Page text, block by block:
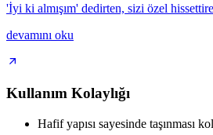
'İyi ki almışım' dedirten, sizi özel
devamını oku
Kullanım Kolaylığı
Hafif yapısı sayesinde taşınması